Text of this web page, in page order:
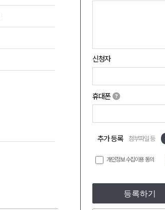
신청자
휴대폰
추가 등록 첨부파일 등
개인정보 수집이용 동의
등록하기